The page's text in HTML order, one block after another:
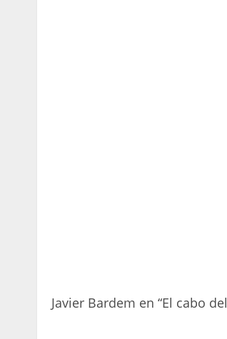
Javier Bardem en “El cabo